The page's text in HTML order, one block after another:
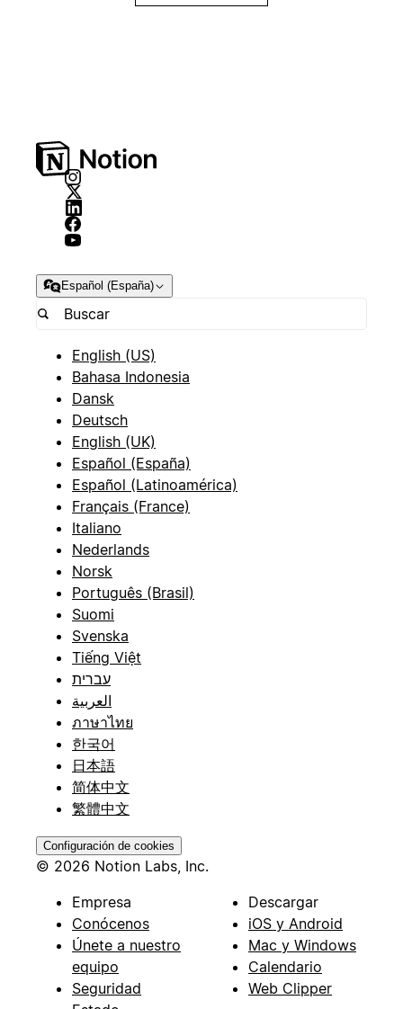
Español (España)
English (US)
Bahasa Indonesia
Dansk
Deutsch
English (UK)
Español (España)
Español (Latinoamérica)
Français (France)
Italiano
Nederlands
Norsk
Português (Brasil)
Suomi
Svenska
Tiếng Việt
עברית
العربية
ภาษาไทย
한국어
日本語
简体中文
繁體中文
Configuración de cookies
© 2026 Notion Labs, Inc.
Empresa
Conócenos
Únete a nuestro
equipo
Seguridad
Descargar
iOS y Android
Mac y Windows
Calendario
Web Clipper